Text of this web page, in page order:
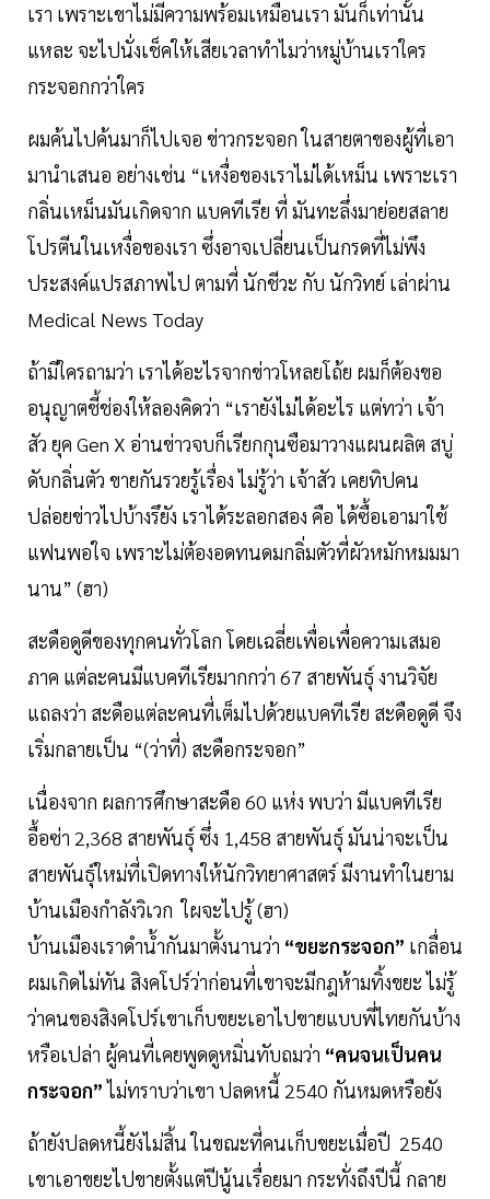
เรา เพราะเขาไม่มีความพร้อมเหมือนเรา มันก็เท่านั้น
แหละ จะไปนั่งเช็คให้เสียเวลาทำไมว่าหมู่บ้านเราใคร
กระจอกกว่าใคร
ผมค้นไปค้นมาก็ไปเจอ ข่าวกระจอก ในสายตาของผู้ที่เอา
มานำเสนอ อย่างเช่น “เหงื่อของเราไม่ได้เหม็น เพราะเรา
กลิ่นเหม็นมันเกิดจาก แบคทีเรีย ที่ มันทะลึ่งมาย่อยสลาย
โปรตีนในเหงื่อของเรา ซึ่งอาจเปลี่ยนเป็นกรดที่ไม่พึง
ประสงค์แปรสภาพไป ตามที่ นักชีวะ กับ นักวิทย์ เล่าผ่าน
Medical News Today
ถ้ามีใครถามว่า เราได้อะไรจากข่าวโหลยโถ้ย ผมก็ต้องขอ
อนุญาตชี้ช่องให้ลองคิดว่า “เรายังไม่ได้อะไร แต่ทว่า เจ้า
สัว ยุค Gen X อ่านข่าวจบก็เรียกกุนซือมาวางแผนผลิต สบู่
ดับกลิ่นตัว ขายกันรวยรู้เรื่อง ไม่รู้ว่า เจ้าสัว เคยทิปคน
ปล่อยข่าวไปบ้างรึยัง เราได้ระลอกสอง คือ ได้ซื้อเอามาใช้
แฟนพอใจ เพราะไม่ต้องอดทนดมกลิ่มตัวที่ผัวหมักหมมมา
นาน” (ฮา)
สะดือดูดีของทุกคนทั่วโลก โดยเฉลี่ยเพื่อเพื่อความเสมอ
ภาค แต่ละคนมีแบคทีเรียมากกว่า 67 สายพันธุ์ งานวิจัย
แถลงว่า สะดือแต่ละคนที่เต็มไปด้วยแบคทีเรีย สะดือดูดี จึง
เริ่มกลายเป็น “(ว่าที่) สะดือกระจอก”
เนื่องจาก ผลการศึกษาสะดือ 60 แห่ง พบว่า มีแบคทีเรีย
อื้อซ่า 2,368 สายพันธุ์ ซึ่ง 1,458 สายพันธุ์ มันน่าจะเป็น
สายพันธุ์ใหม่ที่เปิดทางให้นักวิทยาศาสตร์ มีงานทำในยาม
บ้านเมืองกำลังวิเวก ใผจะไปรู้ (ฮา)
บ้านเมืองเราดำน้ำกันมาตั้งนานว่า “ขยะกระจอก” เกลื่อน
ผมเกิดไม่ทัน สิงคโปร์ว่าก่อนที่เขาจะมีกฎห้ามทิ้งขยะ ไม่รู้
ว่าคนของสิงคโปร์เขาเก็บขยะเอาไปขายแบบพี่ไทยกันบ้าง
หรือเปล่า ผู้คนที่เคยพูดดูหมิ่นทับถมว่า “คนจนเป็นคน
กระจอก”ไม่ทราบว่าเขา ปลดหนี้ 2540 กันหมดหรือยัง
ถ้ายังปลดหนี้ยังไม่สิ้น ในขณะที่คนเก็บขยะเมื่อปี 2540
เขาเอาขยะไปขายตั้งแต่ปีนู้นเรื่อยมา กระทั่งถึงปีนี้ กลาย